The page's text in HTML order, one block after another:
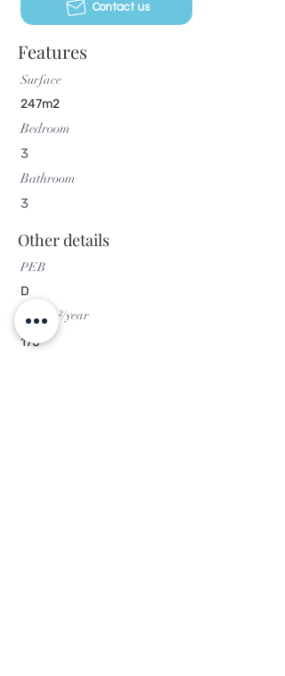
Contact us
Features
Surface
247m2
Bedroom
3
Bathroom
3
Other details
PEB
D
kWh/m²/year
170